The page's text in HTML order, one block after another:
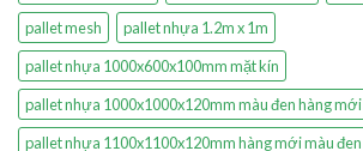
pallet mesh
pallet nhựa 1.2m x 1m
pallet nhựa 1000x600x100mm mặt kín
pallet nhựa 1000x1000x120mm màu đen hàng mới
pallet nhựa 1100x1100x120mm hàng mới màu đen